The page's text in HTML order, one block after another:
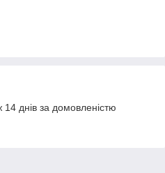
днів за домовленістю